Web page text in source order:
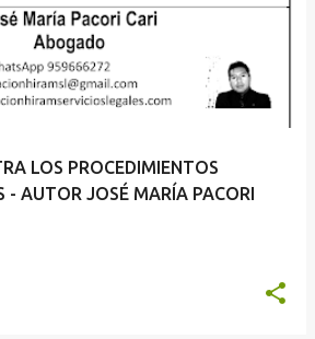
LOS PROCEDIMIENTOS
- AUTOR JOSÉ MARÍA PACORI